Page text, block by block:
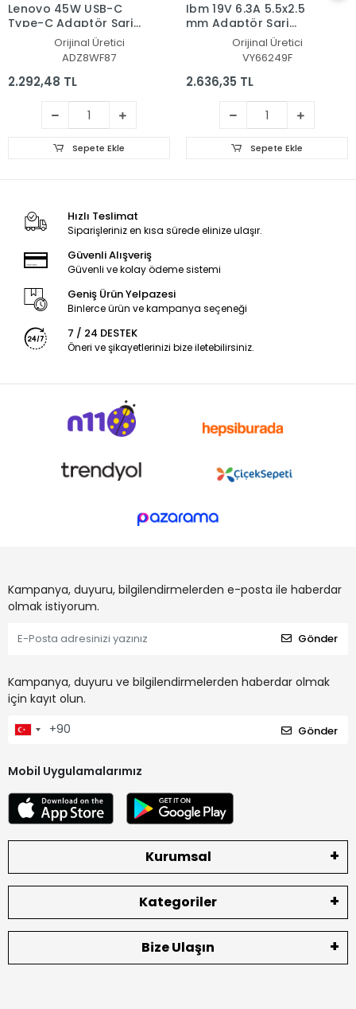
Lenovo 45W USB-C
Type-C Adaptör Şarj
Aleti-CihazıOrijinal Üretici
ADZ8WF87
2.292,48 TL
Sepete Ekle
Ibm 19V 6.3A 5.5x2.5
mm Adaptör Şarj
Aleti-CihazıOrijinal Üretici
VY66249F
2.636,35 TL
Sepete Ekle
Hızlı Teslimat
Siparişleriniz en kısa sürede elinize ulaşır.
Güvenli Alışveriş
Güvenli ve kolay ödeme sistemi
Geniş Ürün Yelpazesi
Binlerce ürün ve kampanya seçeneği
7 / 24 DESTEK
Öneri ve şikayetlerinizi bize iletebilirsiniz.
Kampanya, duyuru, bilgilendirmelerden e-posta ile haberdar
olmak istiyorum.
Gönder
Kampanya, duyuru ve bilgilendirmelerden haberdar olmak
için kayıt olun.
Gönder
Mobil Uygulamalarımız
Kurumsal
Kategoriler
Bize Ulaşın